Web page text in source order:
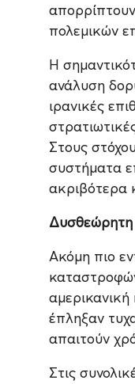
πολεμικών
Η
ανάλυση
ιρανικές
Στους
συστήματα
ακριβότερα
Ακόμη πιο
αμερικανική
έπληξαν
απαιτούν
Στις